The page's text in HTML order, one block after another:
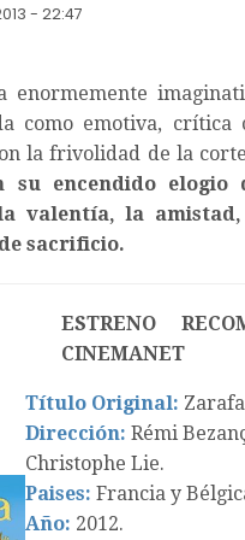
- 22:47
enormemente
como emotiva, crítica
la frivolidad de la
su encendido
valentía, la
sacrificio.
ESTRENO
CINEMANET
Título Original:
Dirección: Rémi
Christophe Lie.
Paises: Francia y
Año: 2012.